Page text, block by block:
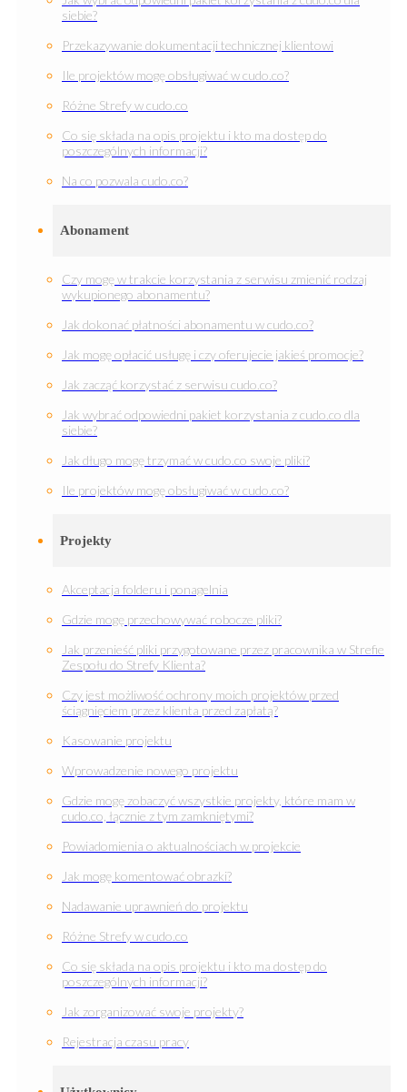
siebie?
Przekazywanie dokumentacji technicznej klientowi
Ile projektów mogę obsługiwać w cudo.co?
Różne Strefy w cudo.co
Co się składa na opis projektu i kto ma dostęp do
poszczególnych informacji?
Na co pozwala cudo.co?
Abonament
Czy mogę w trakcie korzystania z serwisu zmienić rodzaj
wykupionego abonamentu?
Jak dokonać płatności abonamentu w cudo.co?
Jak mogę opłacić usługę i czy oferujecie jakieś promocje?
Jak zacząć korzystać z serwisu cudo.co?
Jak wybrać odpowiedni pakiet korzystania z cudo.co dla
siebie?
Jak długo mogę trzymać w cudo.co swoje pliki?
Ile projektów mogę obsługiwać w cudo.co?
Projekty
Akceptacja folderu i ponagelnia
Gdzie mogę przechowywać robocze pliki?
Jak przenieść pliki przygotowane przez pracownika w Strefie
Zespołu do Strefy Klienta?
Czy jest możliwość ochrony moich projektów przed
ściągnięciem przez klienta przed zapłatą?
Kasowanie projektu
Wprowadzenie nowego projektu
Gdzie mogę zobaczyć wszystkie projekty, które mam w
cudo.co, łącznie z tym zamkniętymi?
Powiadomienia o aktualnościach w projekcie
Jak mogę komentować obrazki?
Nadawanie uprawnień do projektu
Różne Strefy w cudo.co
Co się składa na opis projektu i kto ma dostęp do
poszczególnych informacji?
Jak zorganizować swoje projekty?
Rejestracja czasu pracy